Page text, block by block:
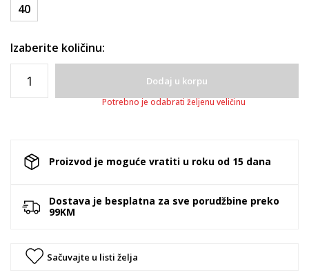
40
Izaberite količinu:
Dodaj u korpu
Potrebno je odabrati željenu veličinu
Proizvod je moguće vratiti u roku od 15 dana
Dostava je besplatna za sve porudžbine preko
99KM
Sačuvajte u listi želja